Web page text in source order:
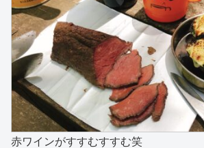
赤ワインがすすむすすむ笑